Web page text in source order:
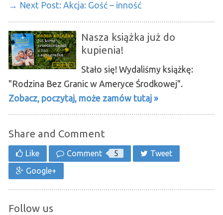
→ Next Post: Akcja: Gość – inność
Nasza książka już do
kupienia!
Stało się! Wydaliśmy książkę:
"Rodzina Bez Granic w Ameryce Środkowej".
Zobacz, poczytaj, może zamów tutaj »
Share and Comment
Like Comment 5
Tweet
Google+
Follow us